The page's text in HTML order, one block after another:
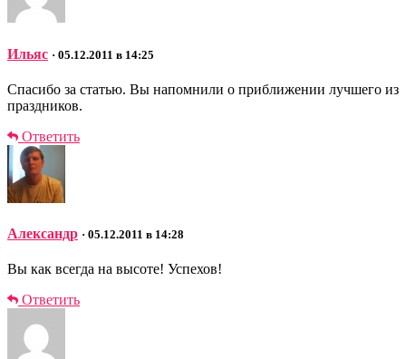
Ильяс · 05.12.2011 в 14:25
Спасибо за статью. Вы напомнили о приближении лучшего из
праздников.
Ответить
Александр · 05.12.2011 в 14:28
Вы как всегда на высоте! Успехов!
Ответить